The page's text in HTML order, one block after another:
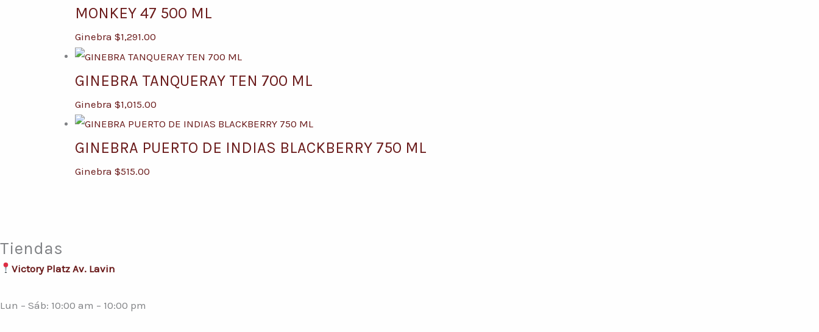
MONKEY 47 500 ML
Ginebra $1,291.00
GINEBRA TANQUERAY TEN 700 ML
Ginebra $1,015.00
GINEBRA PUERTO DE INDIAS BLACKBERRY 750 ML
Ginebra $515.00
Tiendas
Victory Platz Av. Lavin
Lun – Sáb: 10:00 am – 10:00 pm